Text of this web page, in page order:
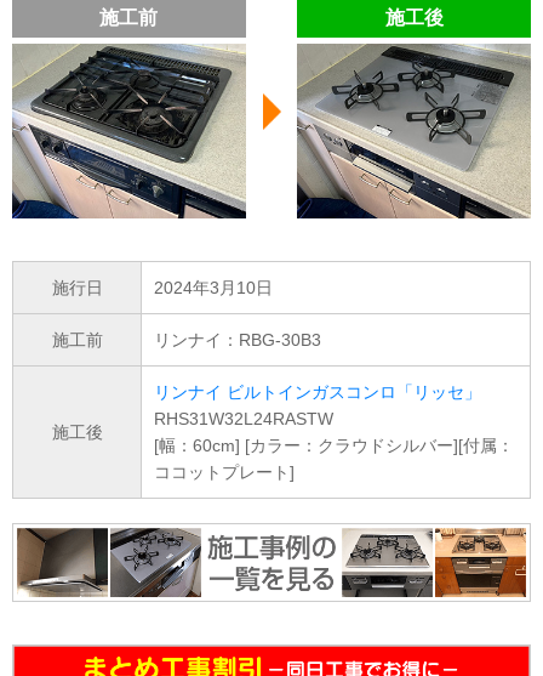
施工前 施工後
施行日 2024年3月10日
施工前 リンナイ：RBG-30B3
施工後
リンナイ ビルトインガスコンロ「リッセ」
RHS31W32L24RASTW
[幅：60cm] [カラー：クラウドシルバー][付属：
ココットプレート]